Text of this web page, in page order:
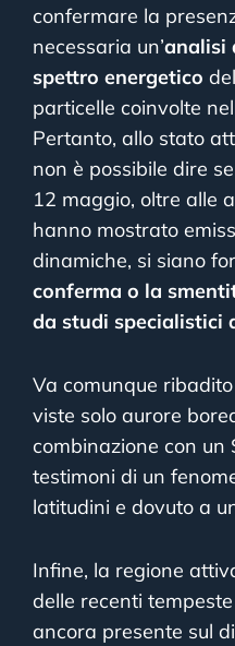
confermare la
necessaria un’analisi
spettro energetico
particelle coinvolte
Pertanto, allo stato
non è possibile dire
12 maggio, oltre alle
hanno mostrato
dinamiche, si siano
conferma o la
da studi specialistici
Va comunque
viste solo aurore
combinazione con un
testimoni di un
latitudini e dovuto a
Infine, la regione
delle recenti
ancora presente sul